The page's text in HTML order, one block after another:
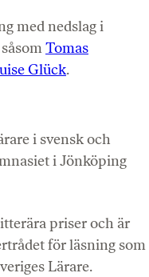
med nedslag i
Tomas
Glück.
i svensk och
i Jönköping
priser och är
för läsning som
Lärare.